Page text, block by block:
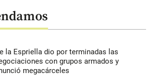
la Espriella dio por terminadas las
con grupos armados y
megacárceles